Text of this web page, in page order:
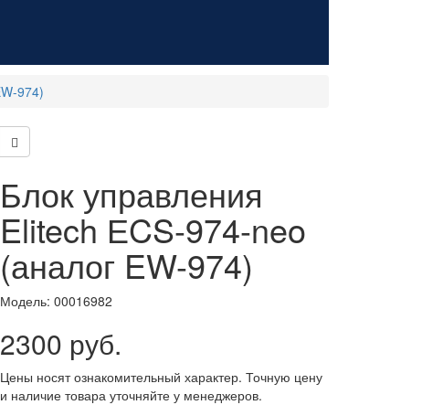
974)
Блок управления
Elitech ЕCS-974-neo
(аналог EW-974)
Модель: 00016982
2300 руб.
Цены носят ознакомительный характер. Точную цену
и наличие товара уточняйте у менеджеров.